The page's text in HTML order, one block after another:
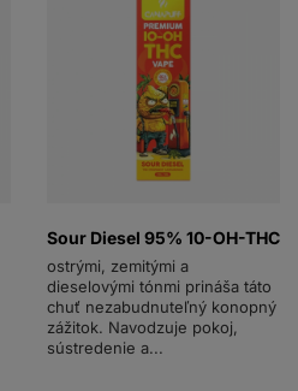
Sour Diesel 95% 10-OH-THC
ostrými, zemitými a
dieselovými tónmi prináša táto
chuť nezabudnuteľný konopný
zážitok. Navodzuje pokoj,
sústredenie a...